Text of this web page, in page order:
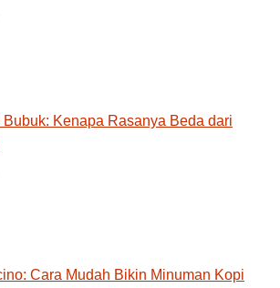
Kenapa Rasanya Beda dari
Cara Mudah Bikin Minuman Kopi